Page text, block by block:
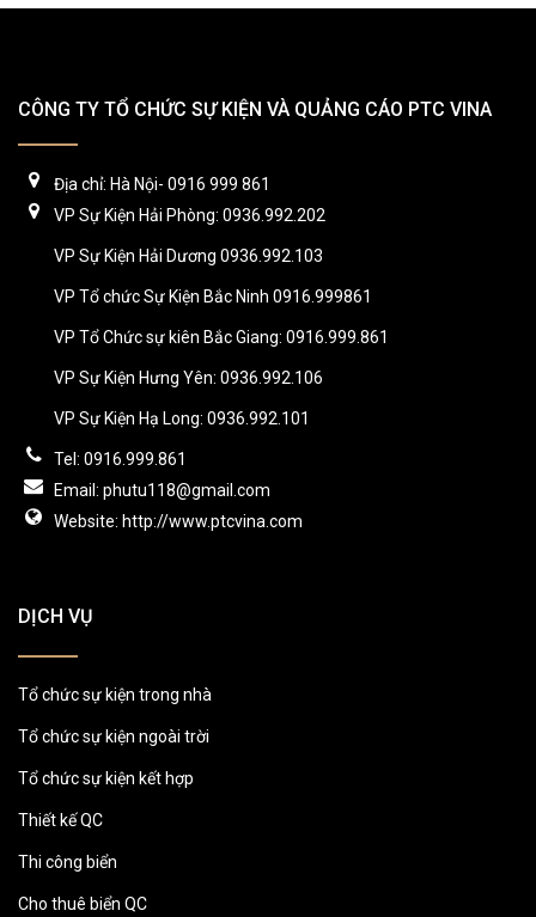
CÔNG TY TỔ CHỨC SỰ KIỆN VÀ QUẢNG CÁO PTC VINA
Địa chỉ: Hà Nội- 0916 999 861
VP Sự Kiện Hải Phòng: 0936.992.202
VP Sự Kiện Hải Dương 0936.992.103
VP Tổ chức Sự Kiện Bắc Ninh 0916.999861
VP Tổ Chức sự kiên Bắc Giang: 0916.999.861
VP Sự Kiện Hưng Yên: 0936.992.106
VP Sự Kiện Hạ Long: 0936.992.101
Tel: 0916.999.861
Email: phutu118@gmail.com
Website: http://www.ptcvina.com
DỊCH VỤ
Tổ chức sự kiện trong nhà
Tổ chức sự kiện ngoài trời
Tổ chức sự kiện kết hợp
Thiết kế QC
Thi công biển
Cho thuê biển QC